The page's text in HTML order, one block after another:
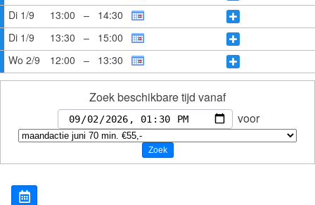
Di 1/9
13:00 –
14:30
Di 1/9
13:30 –
15:00
Wo 2/9
12:00 – 13:30
Zoek beschikbare tijd vanaf
voor
Zoek